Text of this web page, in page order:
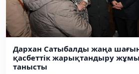
Дархан Сатыбалды жаңа
қасбеттік жарықтандыру
танысты